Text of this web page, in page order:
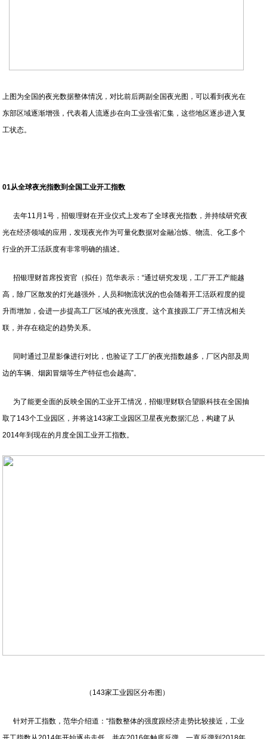
上图为全国的夜光数据整体情况，对比前后两副全国夜光图，可以看到夜光在
东部区域逐渐增强，代表着人流逐步在向工业强省汇集，这些地区逐步进入复
工状态。
01从全球夜光指数到全国工业开工指数
去年11月1号，招银理财在开业仪式上发布了全球夜光指数，并持续研究夜
光在经济领域的应用，发现夜光作为可量化数据对金融冶炼、物流、化工多个
行业的开工活跃度有非常明确的描述。
招银理财首席投资官（拟任）范华表示：“通过研究发现，工厂开工产能越
高，除厂区散发的灯光越强外，人员和物流状况的也会随着开工活跃程度的提
升而增加，会进一步提高工厂区域的夜光强度。这个直接跟工厂开工情况相关
联，并存在稳定的趋势关系。
同时通过卫星影像进行对比，也验证了工厂的夜光指数越多，厂区内部及周
边的车辆、烟囱冒烟等生产特征也会越高”。
为了能更全面的反映全国的工业开工情况，招银理财联合望眼科技在全国抽
取了143个工业园区，并将这143家工业园区卫星夜光数据汇总，构建了从
2014年到现在的月度全国工业开工指数。
（143家工业园区分布图）
针对开工指数，范华介绍道：“指数整体的强度跟经济走势比较接近，工业